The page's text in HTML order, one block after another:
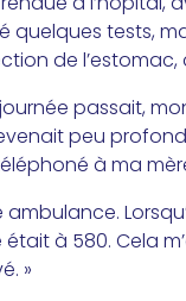
quelques tests,
de l’estomac,
passait,
peu
à ma
ambulance.
était à 580. Cela
»